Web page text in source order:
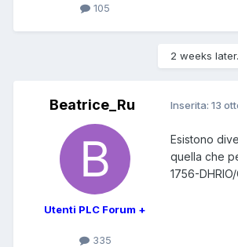
105
2 weeks
Beatrice_Ru
Utenti PLC Forum +
335
Inserita: 13
Esistono
quella che
1756-